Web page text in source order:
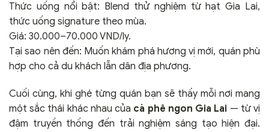
Thức uống nổi bật: Blend thử nghiệm từ hạt Gia Lai,
thức uống signature theo mùa.
Giá: 30.000–70.000 VND/ly.
Tại sao nên đến: Muốn khám phá hương vị mới, quán phù
hợp cho cả du khách lẫn dân địa phương.
Cuối cùng, khi ghé từng quán bạn sẽ thấy mỗi nơi mang
một sắc thái khác nhau của cà phê ngon Gia Lai — từ vị
đậm truyền thống đến trải nghiệm sáng tạo hiện đại.